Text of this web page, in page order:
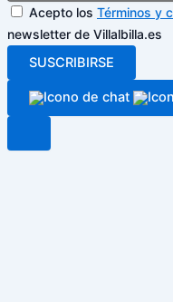
Acepto los Términos y
newsletter de Villalbilla.es
SUSCRIBIRSE